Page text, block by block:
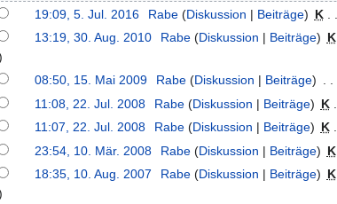
19:09, 5. Jul. 2016 Rabe Diskussion Beiträge K
13:19, 30. Aug. 2010 Rabe Diskussion Beiträge K
08:50, 15. Mai 2009 Rabe Diskussion Beiträge
11:08, 22. Jul. 2008 Rabe Diskussion Beiträge K
11:07, 22. Jul. 2008 Rabe Diskussion Beiträge K
23:54, 10. Mär. 2008 Rabe Diskussion Beiträge K
18:35, 10. Aug. 2007 Rabe Diskussion Beiträge K